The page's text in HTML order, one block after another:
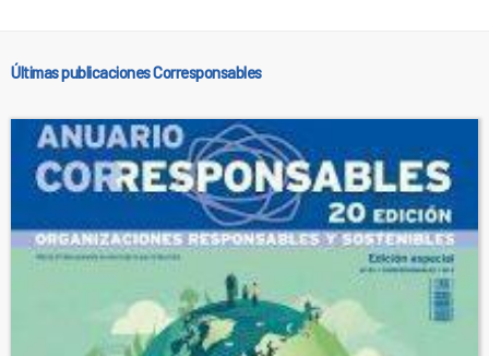
Últimas publicaciones Corresponsables